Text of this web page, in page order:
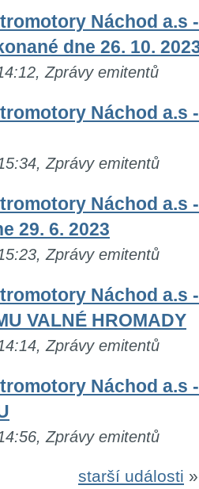
Náchod a.s
dne 26. 10.
Zprávy emitentů
Náchod a.s
Zprávy emitentů
Náchod a.s
29. 6. 2023
Zprávy emitentů
Náchod a.s
VALNÉ HROMADY
Zprávy emitentů
Náchod a.s
Zprávy emitentů
starší události »